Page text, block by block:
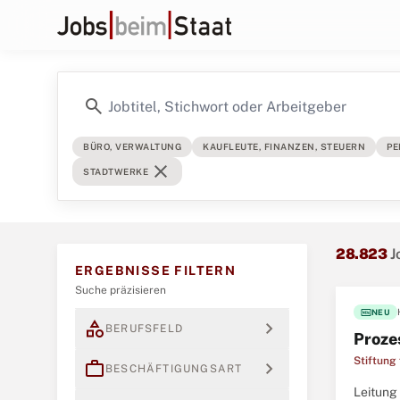
search
BÜRO, VERWALTUNG KAUFLEUTE, FINANZEN, STEUERN
STADTWERKE close
ERGEBNISSE FILTERN
Suche präzisieren
category BERUFSFELD expand_more
work BESCHÄFTIGUNGSART expand_more
28.823
fiber_newNEU
Stiftung
Leitung